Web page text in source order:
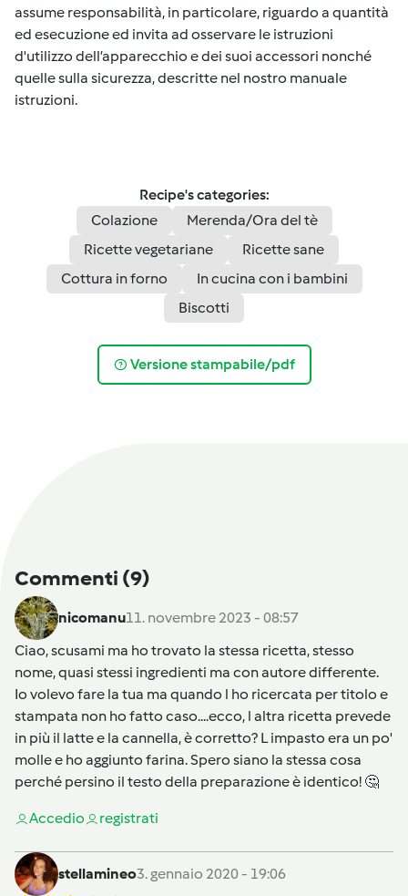
assume responsabilità, in particolare, riguardo a quantità
ed esecuzione ed invita ad osservare le istruzioni
d'utilizzo dell’apparecchio e dei suoi accessori nonché
quelle sulla sicurezza, descritte nel nostro manuale
istruzioni.
Recipe's categories:
Colazione
Merenda/Ora del tè
Ricette vegetariane
Ricette sane
Cottura in forno
In cucina con i bambini
Biscotti
Versione stampabile/pdf
Commenti (9)
nicomanu11. novembre 2023 - 08:57
Ciao, scusami ma ho trovato la stessa ricetta, stesso
nome, quasi stessi ingredienti ma con autore differente.
Io volevo fare la tua ma quando l ho ricercata per titolo e
stampata non ho fatto caso....ecco, l altra ricetta prevede
in più il latte e la cannella, è corretto? L impasto era un po'
molle e ho aggiunto farina. Spero siano la stessa cosa
perché persino il testo della preparazione è identico! 🤔
Accedio registrati
stellamineo3. gennaio 2020 - 19:06